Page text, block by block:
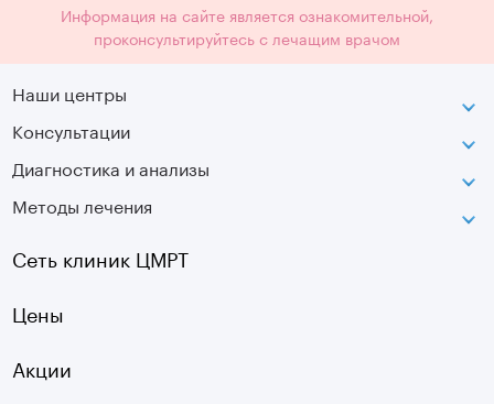
Информация на сайте является ознакомительной,
проконсультируйтесь с лечащим врачом
Наши центры
Петроградская
Лаборатория движения
Московская
Озерки
Садовая
Старая Деревня
Консультации
Диагностика и анализы
МРТ
Оптическая топография
УЗДГ
Методы лечения
Сеть клиник ЦМРТ
Цены
Акции